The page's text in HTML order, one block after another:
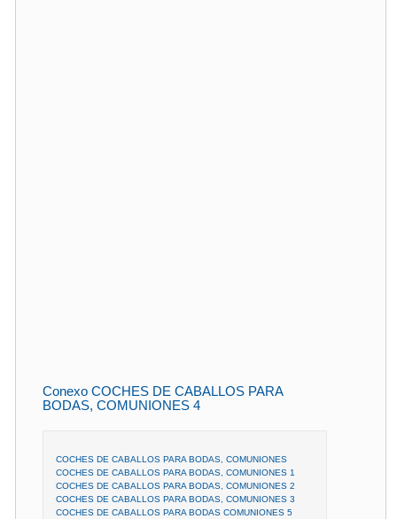
Conexo COCHES DE CABALLOS PARA
BODAS, COMUNIONES 4
COCHES DE CABALLOS PARA BODAS, COMUNIONES
COCHES DE CABALLOS PARA BODAS, COMUNIONES 1
COCHES DE CABALLOS PARA BODAS, COMUNIONES 2
COCHES DE CABALLOS PARA BODAS, COMUNIONES 3
COCHES DE CABALLOS PARA BODAS COMUNIONES 5